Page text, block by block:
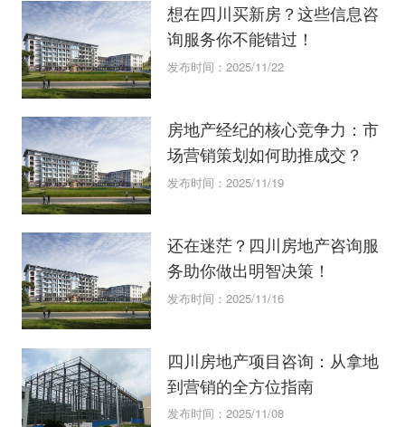
想在四川买新房？这些信息咨
询服务你不能错过！
发布时间：2025/11/22
房地产经纪的核心竞争力：市
场营销策划如何助推成交？
发布时间：2025/11/19
还在迷茫？四川房地产咨询服
务助你做出明智决策！
发布时间：2025/11/16
四川房地产项目咨询：从拿地
到营销的全方位指南
发布时间：2025/11/08